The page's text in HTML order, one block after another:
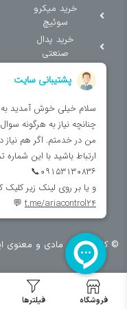
خرید میکرو
سوئیچ
خرید پدال
صنعتی
تمامی حقوق مطالب و
فروشگاه فیلترها
© کليه حقوق مادی و معنوی